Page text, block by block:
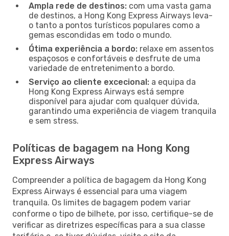
Ampla rede de destinos: com uma vasta gama
de destinos, a Hong Kong Express Airways leva-
o tanto a pontos turísticos populares como a
gemas escondidas em todo o mundo.
Ótima experiência a bordo: relaxe em assentos
espaçosos e confortáveis e desfrute de uma
variedade de entretenimento a bordo.
Serviço ao cliente excecional: a equipa da
Hong Kong Express Airways está sempre
disponível para ajudar com qualquer dúvida,
garantindo uma experiência de viagem tranquila
e sem stress.
Políticas de bagagem na Hong Kong
Express Airways
Compreender a política de bagagem da Hong Kong
Express Airways é essencial para uma viagem
tranquila. Os limites de bagagem podem variar
conforme o tipo de bilhete, por isso, certifique-se de
verificar as diretrizes específicas para a sua classe